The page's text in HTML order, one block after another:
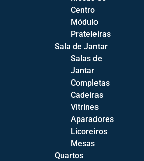
elegância e acrescentam conforto.
Dispõe de várias opções de tons
Cadeira Stella:
Após confirmação
semanas (exceto período de férias).
Cor da Estrutura
Centro
Módulo
Prateleiras
Sala de Jantar
Salas de
Jantar
Completas
Cadeiras
Vitrines
Aparadores
Licoreiros
Mesas
Quartos